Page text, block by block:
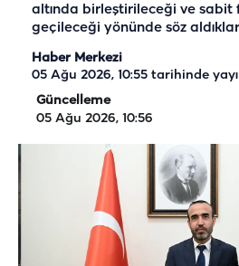
altında birleştirileceği ve sabit
geçileceği yönünde söz
Haber Merkezi
05 Ağu 2026, 10:55 tarihinde
Güncelleme
05 Ağu 2026, 10:56